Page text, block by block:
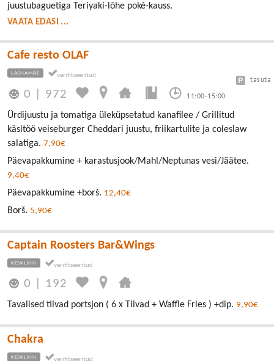
juustubaguetiga Teriyaki-lõhe poké-kauss.
VAATA EDASI ...
Cafe resto OLAF
LASNAMÄE
0 972 11:00-15:00
tasuta
Ürdijuustu ja tomatiga üleküpsetatud kanafilee / Grillitud
käsitöö veiseburger Cheddari juustu, friikartulite ja coleslaw
salatiga. 7,90€
Päevapakkumine + karastusjook/Mahl/Neptunas vesi/Jäätee.
9,40€
Päevapakkumine +borš. 12,40€
Borš. 5,90€
Captain Roosters Bar&Wings
KESKLINN
0 192
Tavalised tiivad portsjon ( 6 x Tiivad + Waffle Fries ) +dip. 9,90€
Chakra
KESKLINN